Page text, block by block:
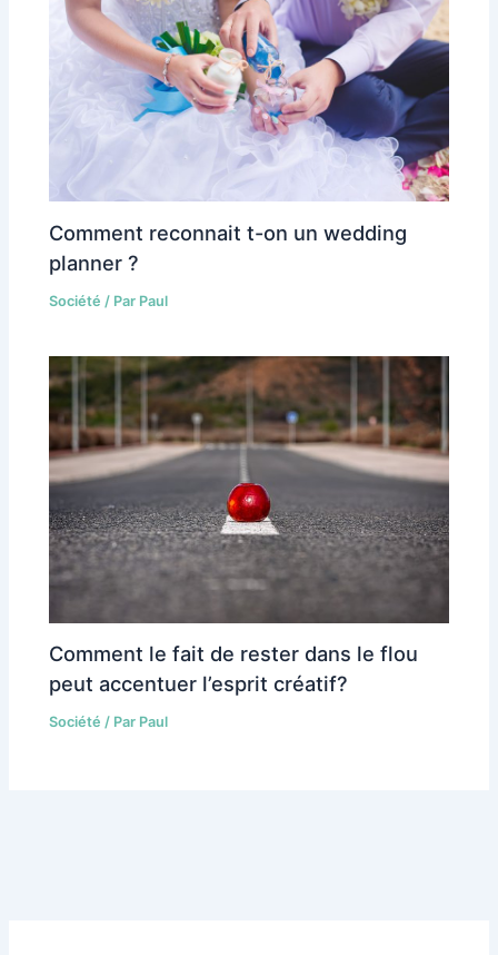
Comment reconnait t-on un wedding
planner ?
Société / Par Paul
Comment le fait de rester dans le flou
peut accentuer l’esprit créatif?
Société / Par Paul